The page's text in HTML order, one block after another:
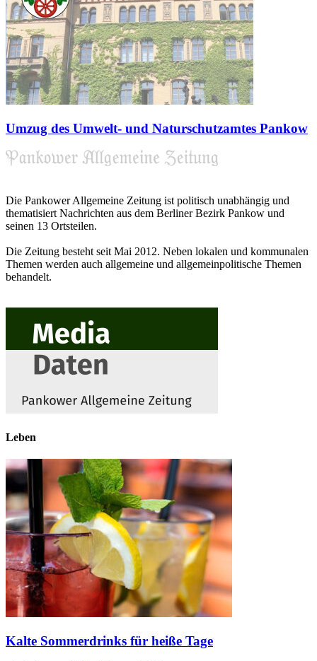
Umzug des Umwelt- und Naturschutzamtes Pankow
Die Pankower Allgemeine Zeitung ist politisch unabhängig und
thematisiert Nachrichten aus dem Berliner Bezirk Pankow und
seinen 13 Ortsteilen.
Die Zeitung besteht seit Mai 2012. Neben lokalen und kommunalen
Themen werden auch allgemeine und allgemeinpolitische Themen
behandelt.
Leben
Kalte Sommerdrinks für heiße Tage